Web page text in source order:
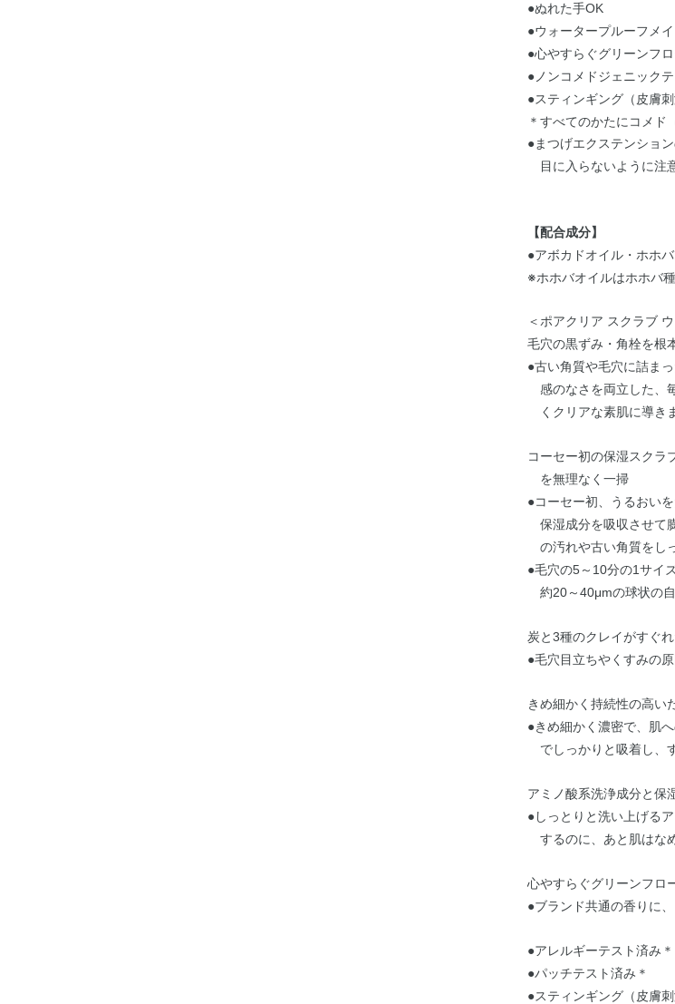
●ぬれた手OK
●ウォータープルーフメ
●心やすらぐグリーンフ
●ノンコメドジェニック
●スティンギング（皮膚
＊すべてのかたにコメド
●まつげエクステンショ
目に入らないように注
【配合成分】
●アボカドオイル・ホホ
※ホホバオイルはホホバ種
＜ポアクリア スクラブ
毛穴の黒ずみ・角栓を根
●古い角質や毛穴に詰ま
感のなさを両立した、
くクリアな素肌に導き
コーセー初の保湿スクラ
を無理なく一掃
●コーセー初、うるおい
保湿成分を吸収させて
の汚れや古い角質をし
●毛穴の5～10分の1サイ
約20～40μmの球状の
炭と3種のクレイがすぐ
●毛穴目立ちやくすみの
きめ細かく持続性の高い
●きめ細かく濃密で、肌
でしっかりと吸着し、
アミノ酸系洗浄成分と保
●しっとりと洗い上げる
するのに、あと肌はな
心やすらぐグリーンフロ
●ブランド共通の香りに
●アレルギーテスト済み ＊
●パッチテスト済み ＊
●スティンギング（皮膚